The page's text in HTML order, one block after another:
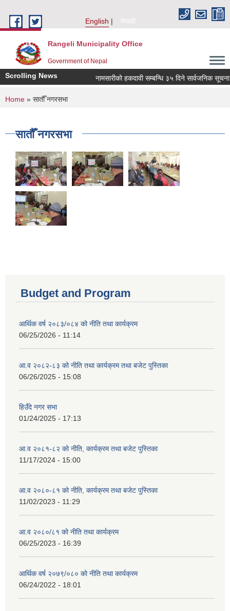
English
नेपाली
Rangeli Municipality Office
Government of Nepal
Scrolling News नामसारीको हकदावी सम्बन्धि ३५ दिने सार्वजनिक सूचना
You are here
Home » सातौँ नगरसभा
सातौँ नगरसभा
Budget and Program
आर्थिक वर्ष २०८३/०८४ को नीति तथा कार्यक्रम
06/25/2026 - 11:14
आ.व २०८२-८३ को नीति तथा कार्यक्रम तथा बजेट पुस्तिका
06/26/2025 - 15:08
हिउँदे नगर सभा
01/24/2025 - 17:13
आ.व २०८१-८२ को नीति, कार्यक्रम तथा बजेट पुस्तिका
11/17/2024 - 15:00
आ.व २०८०-८१ को नीति, कार्यक्रम तथा बजेट पुस्तिका
11/02/2023 - 11:29
आ.व २०८०/८१ को नीति तथा कार्यक्रम
06/25/2023 - 16:39
आर्थिक वर्ष २०७९/०८० को नीति तथा कार्यक्रम
06/24/2022 - 18:01